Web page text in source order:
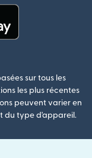
sur tous les
les plus récentes
peuvent varier en
du type d'appareil.